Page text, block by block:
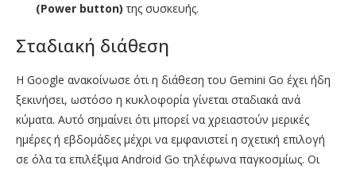
(Power button) της συσκευής.
Σταδιακή διάθεση
Η Google ανακοίνωσε ότι η διάθεση του Gemini Go έχει ήδη
ξεκινήσει, ωστόσο η κυκλοφορία γίνεται σταδιακά ανά
κύματα. Αυτό σημαίνει ότι μπορεί να χρειαστούν μερικές
ημέρες ή εβδομάδες μέχρι να εμφανιστεί η σχετική επιλογή
σε όλα τα επιλέξιμα Android Go τηλέφωνα παγκοσμίως. Οι